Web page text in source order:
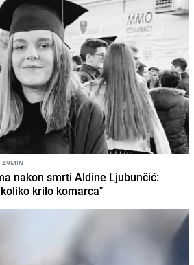
49MIN
nakon smrti Aldine Ljubunčić:
krilo komarca"